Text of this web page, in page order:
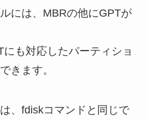
には、MBRの他にGPTが
も対応したパーティショ
きます。
、fdiskコマンドと同じで